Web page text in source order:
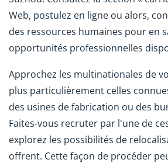
Web, postulez en ligne ou alors,
des ressources humaines pour en
opportunités professionnelles
Approchez les multinationales de
plus particulièrement celles
des usines de fabrication ou des
Faites-vous recruter par l'une de
explorez les possibilités de
offrent. Cette façon de procéder